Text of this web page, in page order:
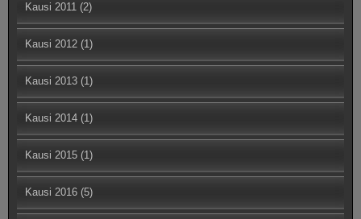
Kausi 2011 (2)
Kausi 2012 (1)
Kausi 2013 (1)
Kausi 2014 (1)
Kausi 2015 (1)
Kausi 2016 (5)